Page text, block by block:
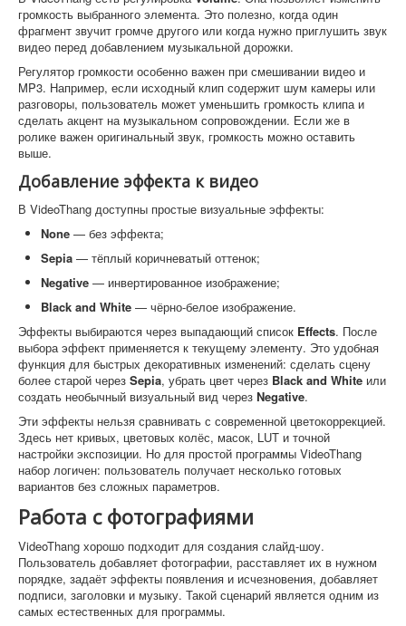
громкость выбранного элемента. Это полезно, когда один
фрагмент звучит громче другого или когда нужно приглушить звук
видео перед добавлением музыкальной дорожки.
Регулятор громкости особенно важен при смешивании видео и
MP3. Например, если исходный клип содержит шум камеры или
разговоры, пользователь может уменьшить громкость клипа и
сделать акцент на музыкальном сопровождении. Если же в
ролике важен оригинальный звук, громкость можно оставить
выше.
Добавление эффекта к видео
В VideoThang доступны простые визуальные эффекты:
None — без эффекта;
Sepia — тёплый коричневатый оттенок;
Negative — инвертированное изображение;
Black and White — чёрно-белое изображение.
Эффекты выбираются через выпадающий список Effects. После
выбора эффект применяется к текущему элементу. Это удобная
функция для быстрых декоративных изменений: сделать сцену
более старой через Sepia, убрать цвет через Black and White или
создать необычный визуальный вид через Negative.
Эти эффекты нельзя сравнивать с современной цветокоррекцией.
Здесь нет кривых, цветовых колёс, масок, LUT и точной
настройки экспозиции. Но для простой программы VideoThang
набор логичен: пользователь получает несколько готовых
вариантов без сложных параметров.
Работа с фотографиями
VideoThang хорошо подходит для создания слайд-шоу.
Пользователь добавляет фотографии, расставляет их в нужном
порядке, задаёт эффекты появления и исчезновения, добавляет
подписи, заголовки и музыку. Такой сценарий является одним из
самых естественных для программы.